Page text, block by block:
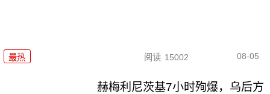
最热 阅读 15002 08-05
赫梅利尼茨基7小时殉爆，乌后方